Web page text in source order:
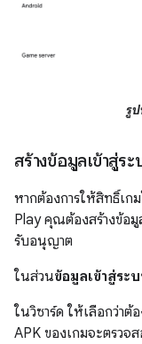
รู
สร้างข้อมูลเข้าสู่ร
หากต้องการให้สิทธิ์เก
Play คุณต้องสร้างข้อ
รับอนุญาต
ในส่วนข้อมูลเข้าสู่ระ
ในวิซาร์ด ให้เลือกว่าต้
APK ของเกมจะตรว